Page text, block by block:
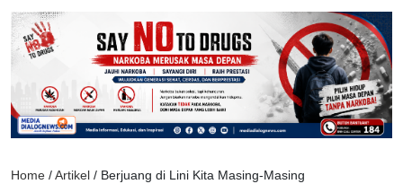
Home / Artikel / Berjuang di Lini Kita Masing-Masing